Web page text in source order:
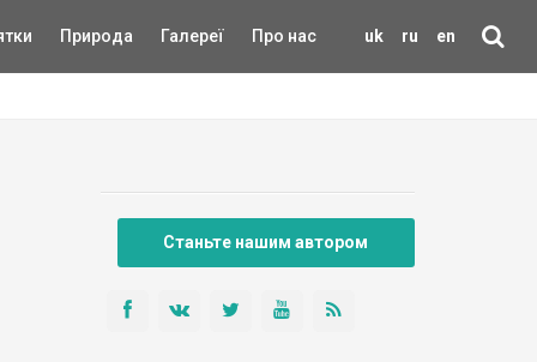
uk ru en
Природа Галереї Про нас
Станьте нашим автором